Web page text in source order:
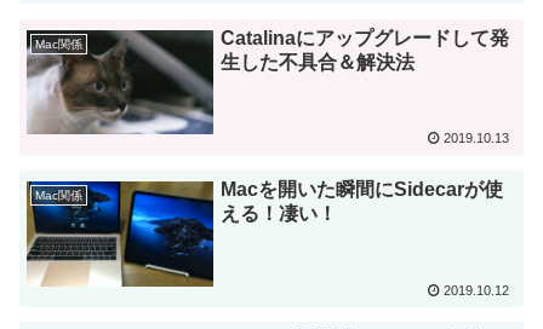
Mac関係
Catalinaにアップグレードして発
生した不具合＆解決法
2019.10.13
Mac関係
Macを開いた瞬間にSidecarが使
える！凄い！
2019.10.12